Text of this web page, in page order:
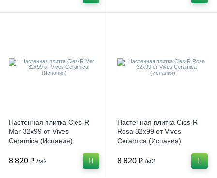
Настенная плитка Cies-R
Mar 32x99 от Vives
Ceramica (Испания)
8 820 ₽ /м2
Настенная плитка Cies-R
Rosa 32x99 от Vives
Ceramica (Испания)
8 820 ₽ /м2